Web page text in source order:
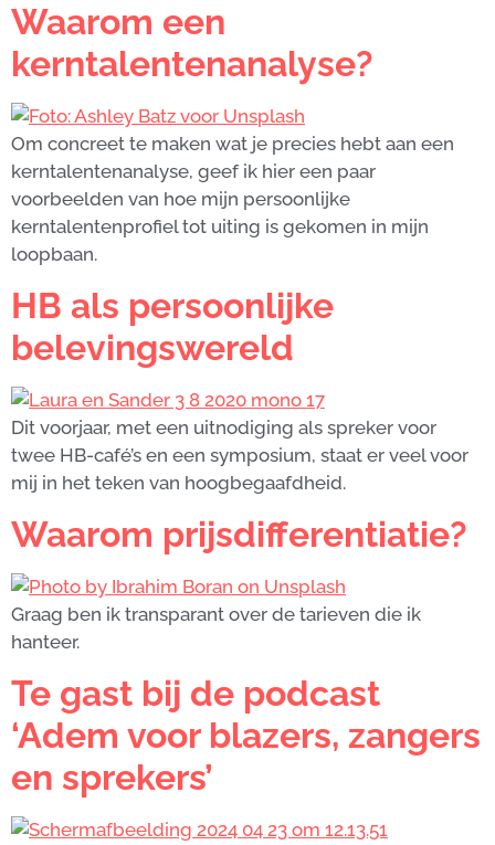
Waarom een
kerntalentenanalyse?
Om concreet te maken wat je precies hebt aan een
kerntalentenanalyse, geef ik hier een paar
voorbeelden van hoe mijn persoonlijke
kerntalentenprofiel tot uiting is gekomen in mijn
loopbaan.
HB als persoonlijke
belevingswereld
Dit voorjaar, met een uitnodiging als spreker voor
twee HB-café’s en een symposium, staat er veel voor
mij in het teken van hoogbegaafdheid.
Waarom prijsdifferentiatie?
Graag ben ik transparant over de tarieven die ik
hanteer.
Te gast bij de podcast
‘Adem voor blazers, zangers
en sprekers’